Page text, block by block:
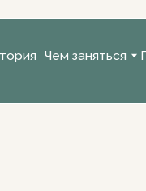
Чем заняться